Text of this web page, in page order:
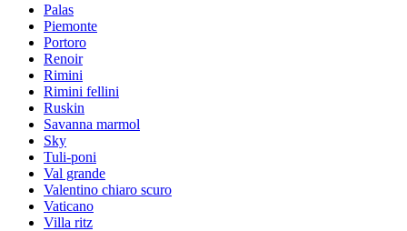
Palas
Piemonte
Portoro
Renoir
Rimini
Rimini fellini
Ruskin
Savanna marmol
Sky
Tuli-poni
Val grande
Valentino chiaro scuro
Vaticano
Villa ritz